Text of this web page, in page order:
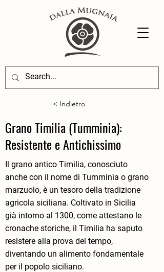
< Indietro
Grano Timilia (Tumminia):
Resistente e Antichissimo
Il grano antico Timilia, conosciuto
anche con il nome di Tumminìa o grano
marzuolo, è un tesoro della tradizione
agricola siciliana. Coltivato in Sicilia
già intorno al 1300, come attestano le
cronache storiche, il Timilia ha saputo
resistere alla prova del tempo,
diventando un alimento fondamentale
per il popolo siciliano.